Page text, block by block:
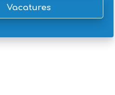
Vacatures